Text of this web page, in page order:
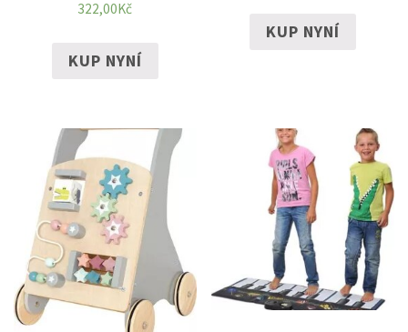
322,00Kč
KUP NYNÍ
KUP NYNÍ